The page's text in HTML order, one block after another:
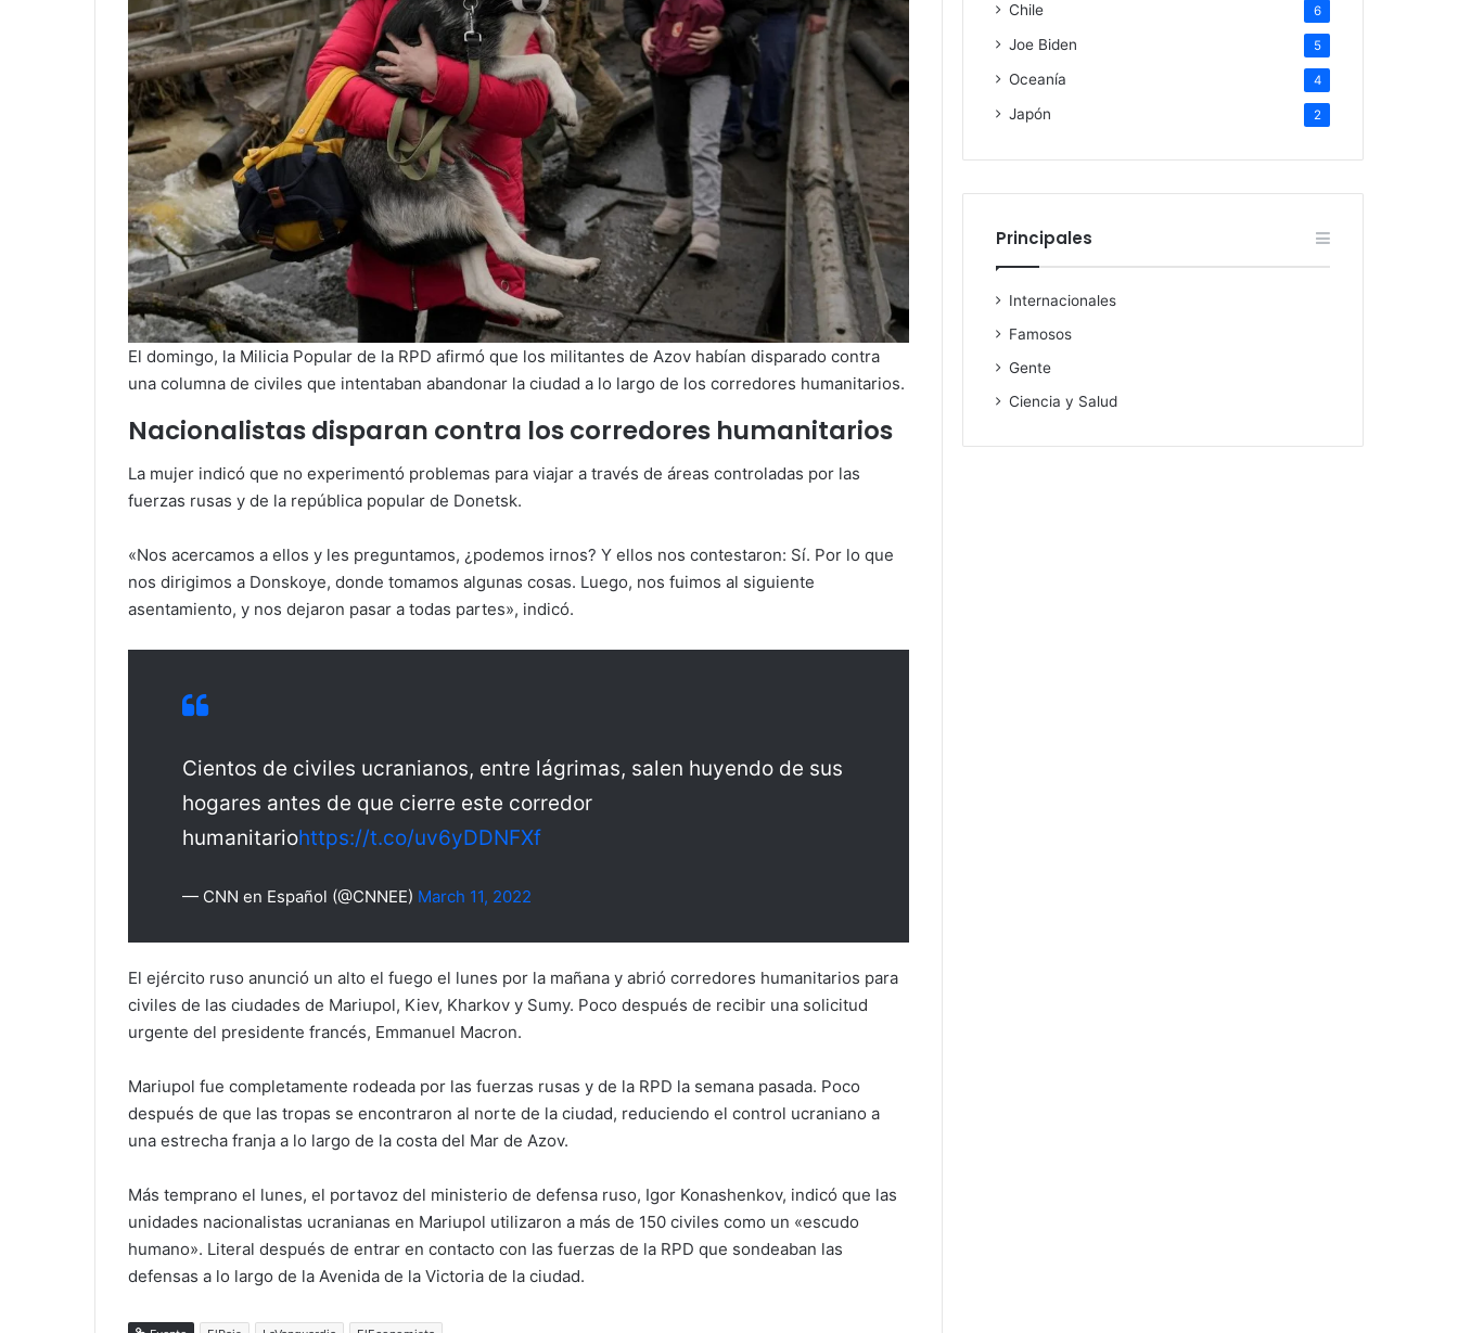
El domingo, la Milicia Popular de la RPD afirmó que los militantes de Azov habían disparado contra
una columna de civiles que intentaban abandonar la ciudad a lo largo de los corredores humanitarios.
Nacionalistas disparan contra los corredores humanitarios
La mujer indicó que no experimentó problemas para viajar a través de áreas controladas por las
fuerzas rusas y de la república popular de Donetsk.
«Nos acercamos a ellos y les preguntamos, ¿podemos irnos? Y ellos nos contestaron: Sí. Por lo que
nos dirigimos a Donskoye, donde tomamos algunas cosas. Luego, nos fuimos al siguiente
asentamiento, y nos dejaron pasar a todas partes», indicó.
Cientos de civiles ucranianos, entre lágrimas, salen huyendo de sus
hogares antes de que cierre este corredor
humanitariohttps://t.co/uv6yDDNFXf
— CNN en Español (@CNNEE) March 11, 2022
El ejército ruso anunció un alto el fuego el lunes por la mañana y abrió corredores humanitarios para
civiles de las ciudades de Mariupol, Kiev, Kharkov y Sumy. Poco después de recibir una solicitud
urgente del presidente francés, Emmanuel Macron.
Mariupol fue completamente rodeada por las fuerzas rusas y de la RPD la semana pasada. Poco
después de que las tropas se encontraron al norte de la ciudad, reduciendo el control ucraniano a
una estrecha franja a lo largo de la costa del Mar de Azov.
Más temprano el lunes, el portavoz del ministerio de defensa ruso, Igor Konashenkov, indicó que las
unidades nacionalistas ucranianas en Mariupol utilizaron a más de 150 civiles como un «escudo
humano». Literal después de entrar en contacto con las fuerzas de la RPD que sondeaban las
defensas a lo largo de la Avenida de la Victoria de la ciudad.
Chile 6
Joe Biden 5
Oceanía 4
Japón 2
Principales
Internacionales
Famosos
Gente
Ciencia y Salud